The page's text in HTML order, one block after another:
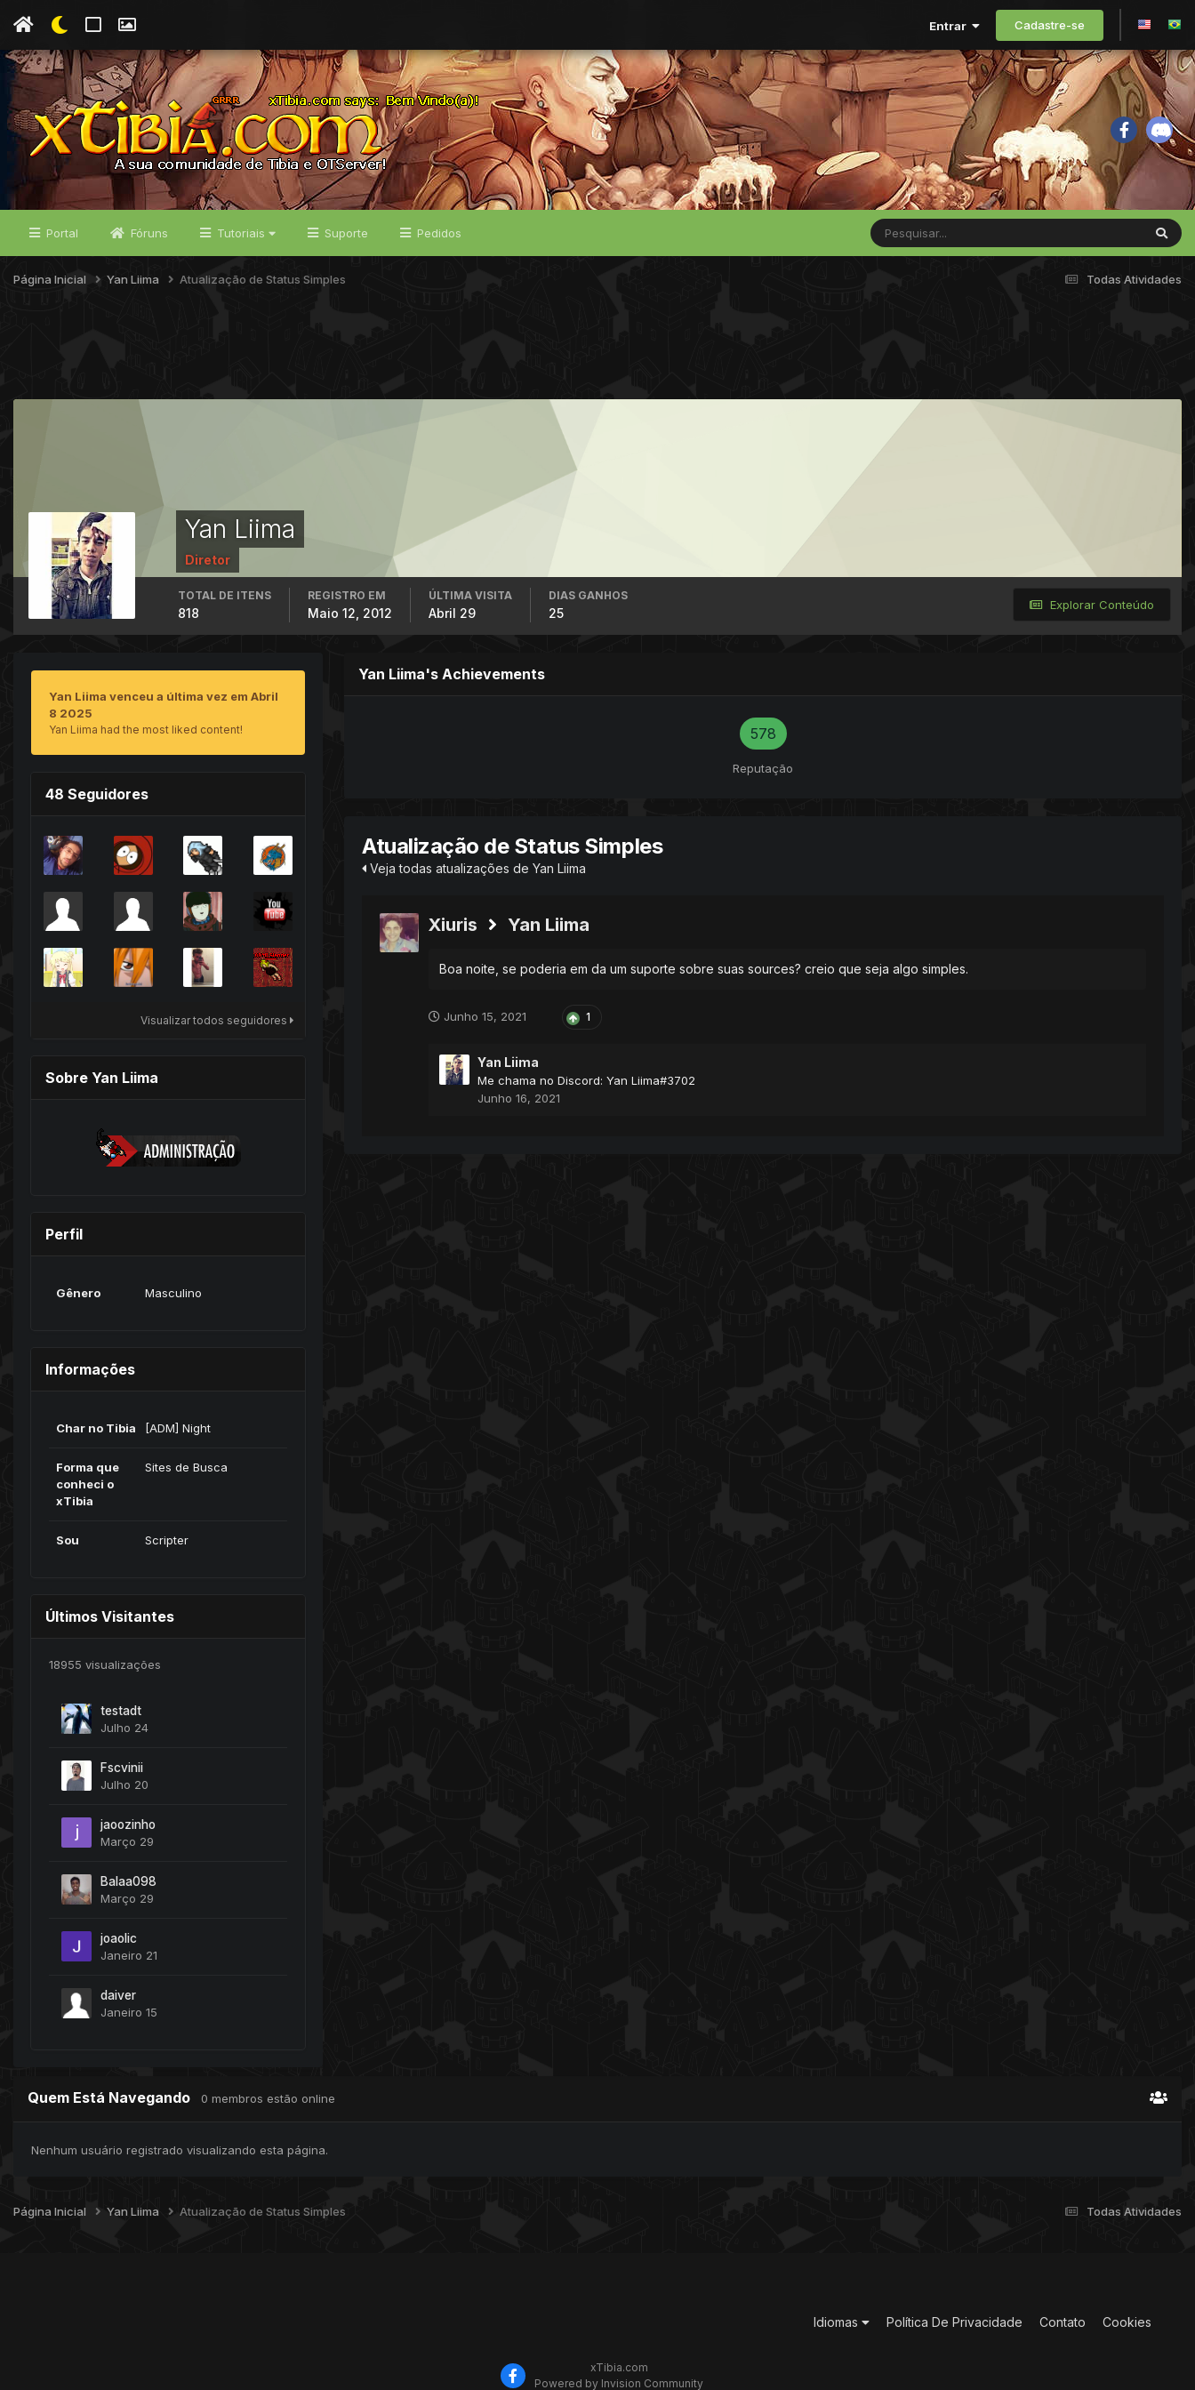
Entrar Cadastre-se
Portal Fóruns Tutoriais Suporte Pedidos
Todas Atividades
Página Inicial Yan Liima Atualização de Status Simples
Yan Liima
Diretor
Explorar Conteúdo
TOTAL DE ITENS
818
REGISTRO EM
Maio 12, 2012
ÚLTIMA VISITA
Abril 29
DIAS GANHOS
25
Yan Liima venceu a última vez em Abril
8 2025
Yan Liima had the most liked content!
48 Seguidores
Visualizar todos seguidores
Sobre Yan Liima
Perfil
Gênero Masculino
Informações
Char no Tibia [ADM] Night
Forma que
conheci o
xTibia
Sites de Busca
Sou Scripter
Últimos Visitantes
18955 visualizações
testadt
Julho 24
Fscvinii
Julho 20
jaoozinho
Março 29
Balaa098
Março 29
joaolic
Janeiro 21
daiver
Janeiro 15
Yan Liima's Achievements
578
Reputação
Atualização de Status Simples
Veja todas atualizações de Yan Liima
Xiuris Yan Liima
Boa noite, se poderia em da um suporte sobre suas sources? creio que seja algo simples.
Junho 15, 2021 1
Yan Liima
Me chama no Discord: Yan Liima#3702
Junho 16, 2021
Quem Está Navegando 0 membros estão online
Nenhum usuário registrado visualizando esta página.
Todas Atividades
Página Inicial Yan Liima Atualização de Status Simples
Idiomas Política De Privacidade Contato Cookies
xTibia.com
Powered by Invision Community